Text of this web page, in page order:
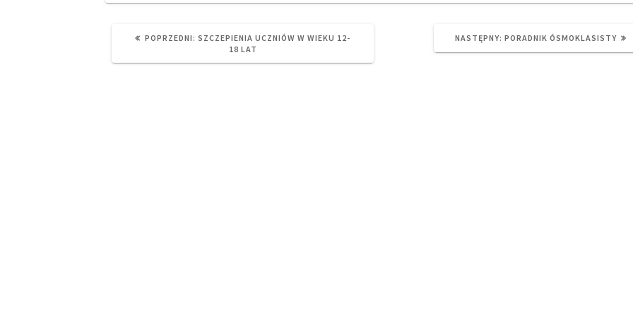
POPRZEDNI: PREVIOUS
SZCZEPIENIA UCZNIÓW W WIEKU 12-
18 LAT
NASTĘPNY: NEXT
PORADNIK ÓSMOKLASISTY